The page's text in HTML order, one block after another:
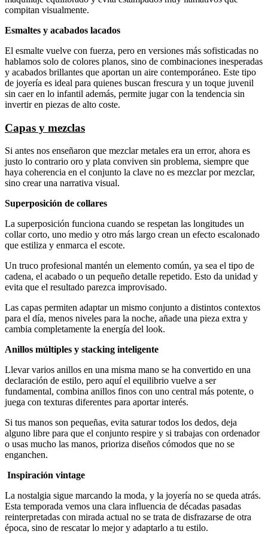
compitan visualmente.
Esmaltes y acabados lacados
El esmalte vuelve con fuerza, pero en versiones más sofisticadas no
hablamos solo de colores planos, sino de combinaciones inesperadas
y acabados brillantes que aportan un aire contemporáneo. Este tipo
de joyería es ideal para quienes buscan frescura y un toque juvenil
sin caer en lo infantil además, permite jugar con la tendencia sin
invertir en piezas de alto coste.
Capas y mezclas
Si antes nos enseñaron que mezclar metales era un error, ahora es
justo lo contrario oro y plata conviven sin problema, siempre que
haya coherencia en el conjunto la clave no es mezclar por mezclar,
sino crear una narrativa visual.
Superposición de collares
La superposición funciona cuando se respetan las longitudes un
collar corto, uno medio y otro más largo crean un efecto escalonado
que estiliza y enmarca el escote.
Un truco profesional mantén un elemento común, ya sea el tipo de
cadena, el acabado o un pequeño detalle repetido. Esto da unidad y
evita que el resultado parezca improvisado.
Las capas permiten adaptar un mismo conjunto a distintos contextos
para el día, menos niveles para la noche, añade una pieza extra y
cambia completamente la energía del look.
Anillos múltiples y stacking inteligente
Llevar varios anillos en una misma mano se ha convertido en una
declaración de estilo, pero aquí el equilibrio vuelve a ser
fundamental, combina anillos finos con uno central más potente, o
juega con texturas diferentes para aportar interés.
Si tus manos son pequeñas, evita saturar todos los dedos, deja
alguno libre para que el conjunto respire y si trabajas con ordenador
o usas mucho las manos, prioriza diseños cómodos que no se
enganchen.
Inspiración vintage
La nostalgia sigue marcando la moda, y la joyería no se queda atrás.
Esta temporada vemos una clara influencia de décadas pasadas
reinterpretadas con mirada actual no se trata de disfrazarse de otra
época, sino de rescatar lo mejor y adaptarlo a tu estilo.